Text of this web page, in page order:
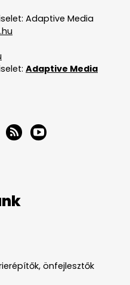
Adaptive Media
Adaptive Media
önfejlesztők